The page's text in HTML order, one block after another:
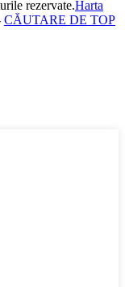
rezervate.Harta
CĂUTARE DE TOP